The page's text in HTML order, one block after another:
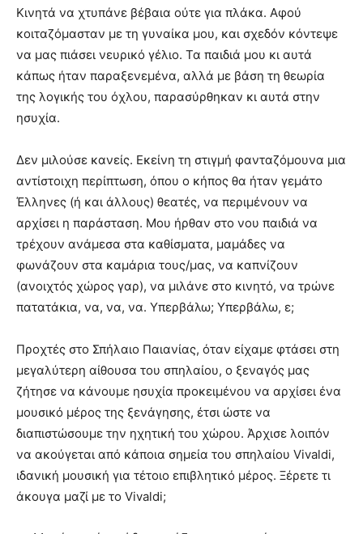
Κινητά να χτυπάνε βέβαια ούτε για πλάκα. Αφού
κοιταζόμασταν με τη γυναίκα μου, και σχεδόν κόντεψε
να μας πιάσει νευρικό γέλιο. Τα παιδιά μου κι αυτά
κάπως ήταν παραξενεμένα, αλλά με βάση τη θεωρία
της λογικής του όχλου, παρασύρθηκαν κι αυτά στην
ησυχία.
Δεν μιλούσε κανείς. Εκείνη τη στιγμή φανταζόμουνα μια
αντίστοιχη περίπτωση, όπου ο κήπος θα ήταν γεμάτο
Έλληνες (ή και άλλους) θεατές, να περιμένουν να
αρχίσει η παράσταση. Μου ήρθαν στο νου παιδιά να
τρέχουν ανάμεσα στα καθίσματα, μαμάδες να
φωνάζουν στα καμάρια τους/μας, να καπνίζουν
(ανοιχτός χώρος γαρ), να μιλάνε στο κινητό, να τρώνε
πατατάκια, να, να, να. Υπερβάλω; Υπερβάλω, ε;
Προχτές στο Σπήλαιο Παιανίας, όταν είχαμε φτάσει στη
μεγαλύτερη αίθουσα του σπηλαίου, ο ξεναγός μας
ζήτησε να κάνουμε ησυχία προκειμένου να αρχίσει ένα
μουσικό μέρος της ξενάγησης, έτσι ώστε να
διαπιστώσουμε την ηχητική του χώρου. Άρχισε λοιπόν
να ακούγεται από κάποια σημεία του σπηλαίου Vivaldi,
ιδανική μουσική για τέτοιο επιβλητικό μέρος. Ξέρετε τι
άκουγα μαζί με το Vivaldi;